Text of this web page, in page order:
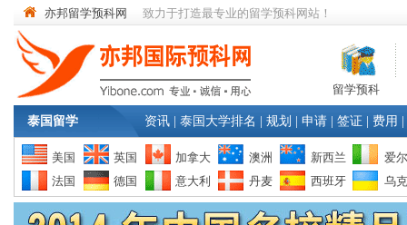
亦邦留学预科网 致力于打造最专业的留学预科网站！
留学预科
泰国留学 资讯 泰国大学排名 规划 申请 签证 费用
美国 英国 加拿大 澳洲 新西兰
爱
法国
德国 意大利 丹麦 西班牙 乌